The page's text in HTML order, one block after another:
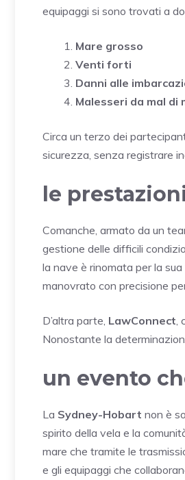
equipaggi si sono trovati a
Mare grosso
Venti forti
Danni alle
Malesseri da mal di
Circa un terzo dei
sicurezza, senza registrare
le
Comanche, armato da un
gestione delle difficili
la nave è rinomata per la
manovrato con precisione
D’altra parte, LawConnect
Nonostante la
un evento
La Sydney-Hobart non è
spirito della vela e la
mare che tramite le
e gli equipaggi che